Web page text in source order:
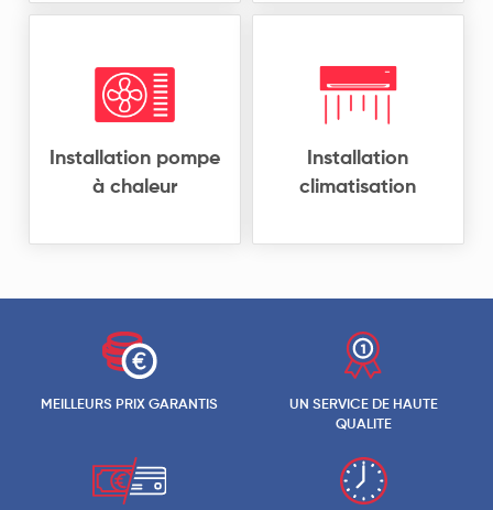
Installation pompe
à chaleur
Installation
climatisation
MEILLEURS PRIX GARANTIS
UN SERVICE DE HAUTE
QUALITE